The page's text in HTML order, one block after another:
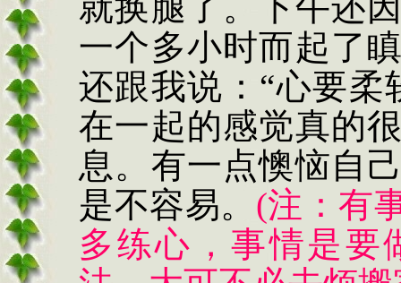
一个多小时而起了
还跟我说：“心要柔
在一起的感觉真的
息。有一点懊恼自
是不容易。 (注：有
多练心，事情是要